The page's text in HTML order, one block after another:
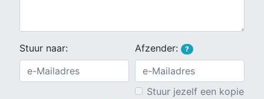
Stuur naar: Afzender: ?
Stuur jezelf een kopie